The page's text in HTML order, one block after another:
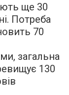
ще 30
Потреба
70
загальна
130